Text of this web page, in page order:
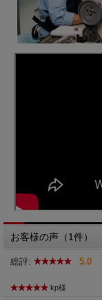
お客様の声（1件）
総評: 5.0
kp様